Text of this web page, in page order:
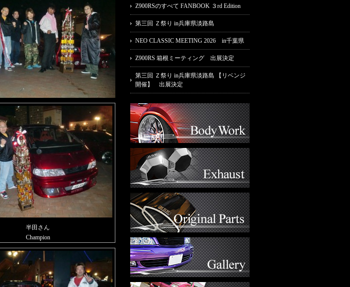
半田さん
Champion
Z900RSのすべて FANBOOK ３rd Edition
第三回 Ｚ祭り in兵庫県淡路島
NEO CLASSIC MEETING 2026 in千葉県
Z900RS 箱根ミーティング 出展決定
第三回 Ｚ祭り in兵庫県淡路島 【リベンジ
開催】 出展決定